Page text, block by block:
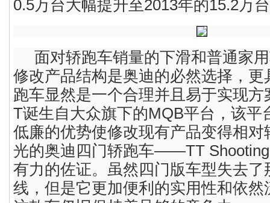
0.5万台大幅提升至2013年的15.2万
面对轿跑车销量的下滑和普通家
修改产品结构是奥迪的必然选择，更
跑车显然是一个合理并且易于实现
T诞生自大众旗下的MQB平台，该平
低廉的优势使修改现有产品变得相对
光的奥迪四门轿跑车——TT
有力的佐证。虽然四门版车型失去了
线，但是它更加便利的实用性和依然